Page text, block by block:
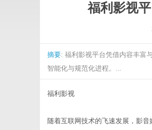
福利影视
摘要: 福利影视平台凭借内容丰富
智能化与规范化进程。...
福利影视
随着互联网技术的飞速发展，影